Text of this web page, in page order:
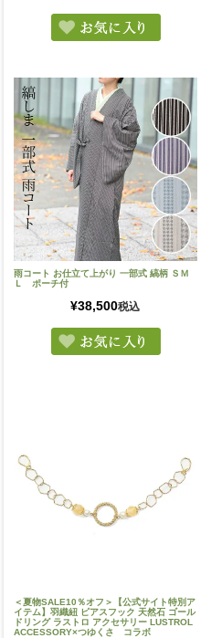
雨コート お仕立て上がり 一部式 縞柄 ＳＭ
Ｌ ポーチ付
¥38,500税込
＜夏物SALE10％オフ＞【公式サイト特別ア
イテム】羽織紐 ピアスフック 天然石 ゴール
ドリング ラストロ アクセサリー LUSTROL
ACCESSORY×つゆくさ コラボ